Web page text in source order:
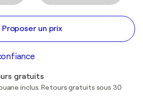
Proposer un prix
gratuits
inclus. Retours gratuits sous 30